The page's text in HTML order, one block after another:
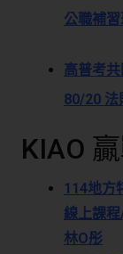
公職補習
高普考
80/20 法
KIAO
114地方
線上課程
林O彤